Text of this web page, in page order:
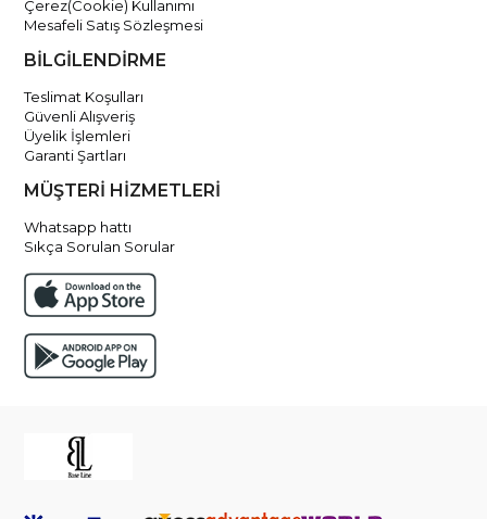
Çerez(Cookie) Kullanımı
Mesafeli Satış Sözleşmesi
BİLGİLENDİRME
Teslimat Koşulları
Güvenli Alışveriş
Üyelik İşlemleri
Garanti Şartları
MÜŞTERİ HİZMETLERİ
Whatsapp hattı
Sıkça Sorulan Sorular